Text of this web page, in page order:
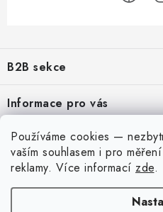
Používáme cookies —
vaším souhlasem i pro
reklamy. Více informací zde.
p
a
t
B2B sekce
poskytování odpovídajících služeb
REGISTRACE
Informace pro vás
O nás
Moje objednávka
Kontakty
Pro modeláře
Převodník modelářských barev
Modelářský slovník Art Scale
Můj účet